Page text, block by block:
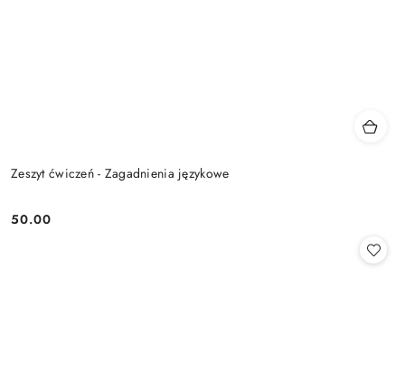
Zeszyt ćwiczeń - Zagadnienia językowe
Cena:
50.00